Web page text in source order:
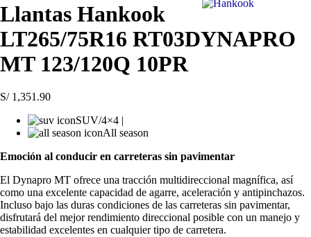
Llantas Hankook
LT265/75R16 RT03DYNAPRO
MT 123/120Q 10PR
S/1,351.90
SUV/4×4 |
All season
Emoción al conducir en carreteras sin pavimentar
El Dynapro MT ofrece una tracción multidireccional magnífica, así
como una excelente capacidad de agarre, aceleración y antipinchazos.
Incluso bajo las duras condiciones de las carreteras sin pavimentar,
disfrutará del mejor rendimiento direccional posible con un manejo y
estabilidad excelentes en cualquier tipo de carretera.